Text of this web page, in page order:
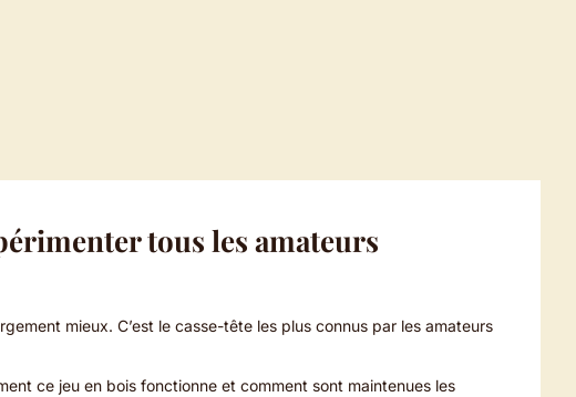
tous les amateurs
mieux. C’est le casse-tête les plus connus par les amateurs
ce jeu en bois fonctionne et comment sont maintenues les